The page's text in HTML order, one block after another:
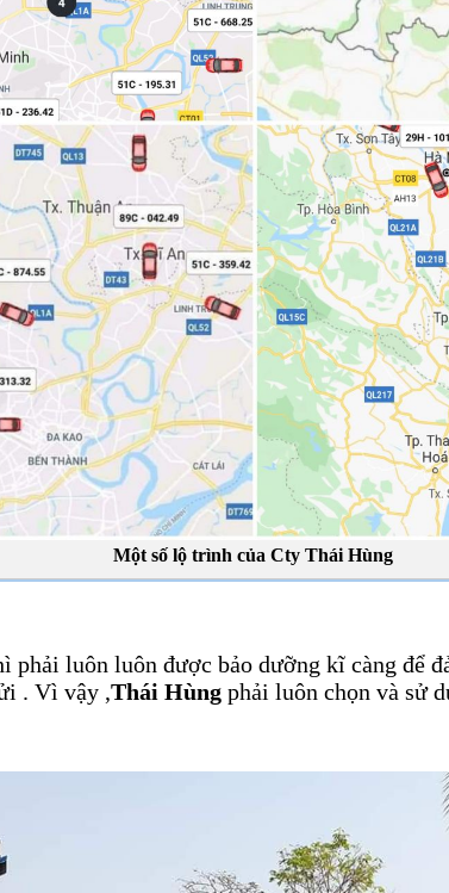
Một số lộ trình của Cty Thái Hùng
phải luôn luôn được bảo dưỡng kĩ càng để
. Vì vậy ,Thái Hùng phải luôn chọn và sử